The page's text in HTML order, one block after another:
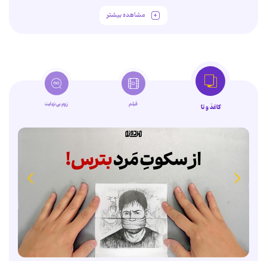
مشاهده بیشتر
کاغذ و تا فیلم زوم‌بی‌نهایت